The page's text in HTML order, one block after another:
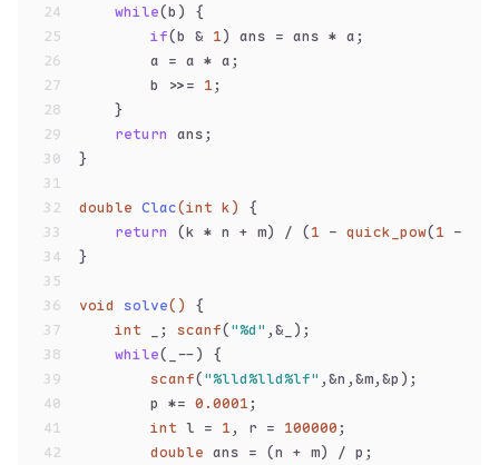
24
25
26
27
28
29
30
31
32
33
34
35
36
37
38
39
40
41
42
while(b) {
if(b & 1) ans = ans * a;
        a = a * a;
        b >>=
1;
    }
return ans;
}
double Clac(int k)
{
return
(k * n + m) / (1 - quick_pow(1 - p,
}
void solve()
{
int _; scanf("%d" ,&_);
while(_--) {
scanf("%lld%lld%lf" ,&n,&m,&p);
        p *=
0.0001;
int l = 1, r = 100000;
double ans = (n + m) / p;